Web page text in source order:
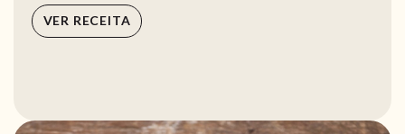
VER RECEITA